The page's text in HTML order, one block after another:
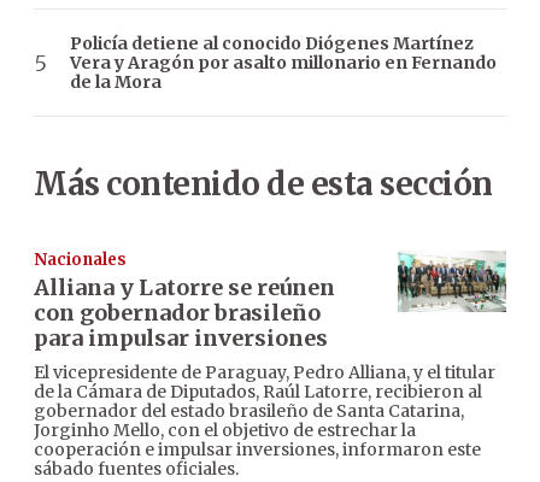
Policía detiene al conocido Diógenes Martínez
Vera y Aragón por asalto millonario en Fernando
de la Mora
Más contenido de esta sección
Nacionales
Alliana y Latorre se reúnen
con gobernador brasileño
para impulsar inversiones
El vicepresidente de Paraguay, Pedro Alliana, y el titular
de la Cámara de Diputados, Raúl Latorre, recibieron al
gobernador del estado brasileño de Santa Catarina,
Jorginho Mello, con el objetivo de estrechar la
cooperación e impulsar inversiones, informaron este
sábado fuentes oficiales.